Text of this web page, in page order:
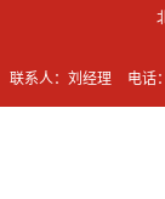
联系人：刘经理 电话